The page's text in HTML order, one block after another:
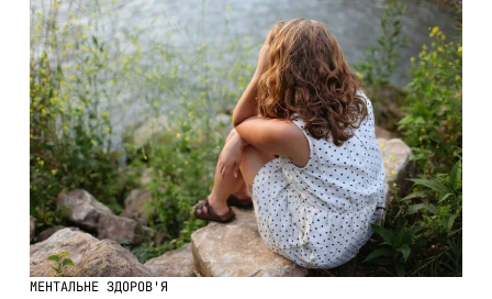
МЕНТАЛЬНЕ ЗДОРОВ'Я